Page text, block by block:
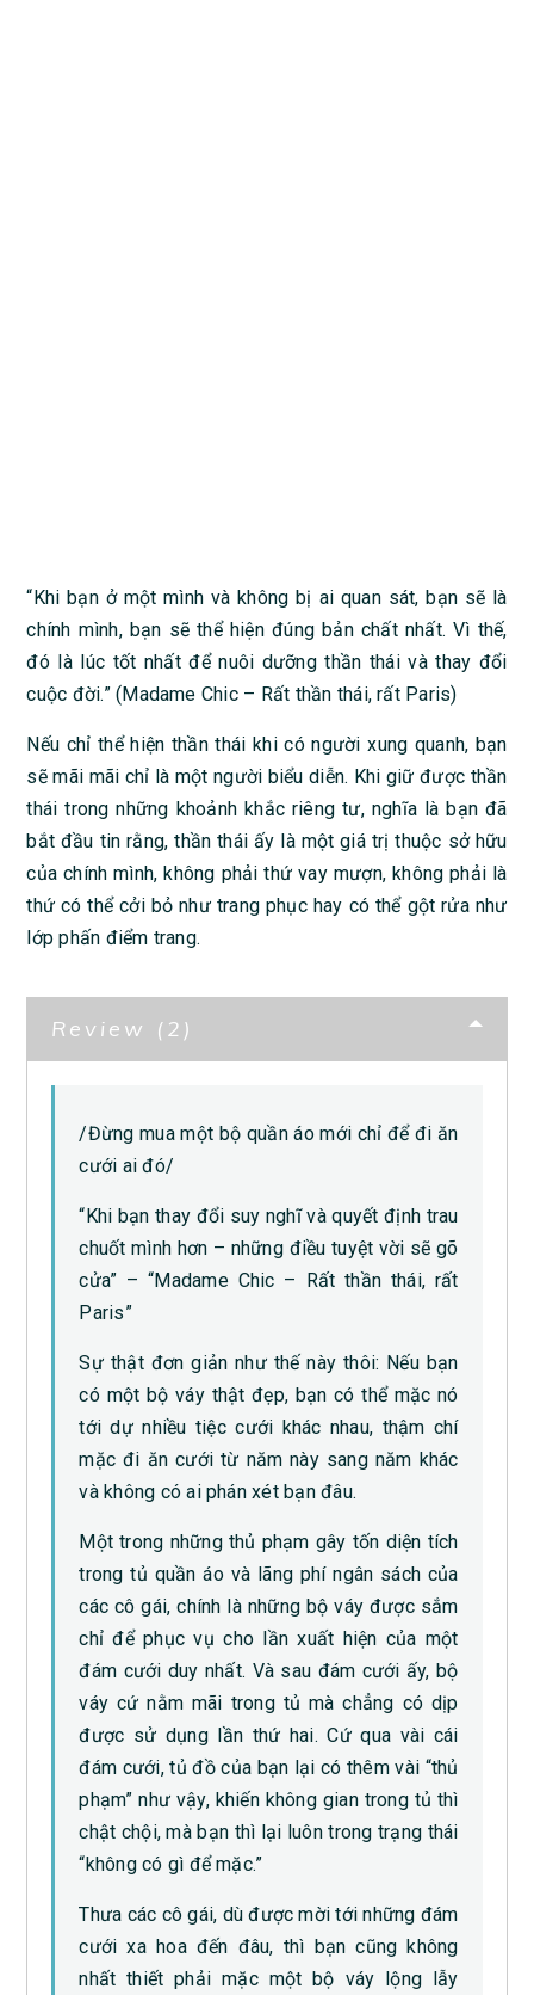
“Khi bạn ở một mình và không bị ai quan sát, bạn sẽ là
chính mình, bạn sẽ thể hiện đúng bản chất nhất. Vì thế,
đó là lúc tốt nhất để nuôi dưỡng thần thái và thay đổi
cuộc đời.” (Madame Chic – Rất thần thái, rất Paris)
Nếu chỉ thể hiện thần thái khi có người xung quanh, bạn
sẽ mãi mãi chỉ là một người biểu diễn. Khi giữ được thần
thái trong những khoảnh khắc riêng tư, nghĩa là bạn đã
bắt đầu tin rằng, thần thái ấy là một giá trị thuộc sở hữu
của chính mình, không phải thứ vay mượn, không phải là
thứ có thể cởi bỏ như trang phục hay có thể gột rửa như
lớp phấn điểm trang.
Review (2)
/Đừng mua một bộ quần áo mới chỉ để đi ăn
cưới ai đó/
“Khi bạn thay đổi suy nghĩ và quyết định trau
chuốt mình hơn – những điều tuyệt vời sẽ gõ
cửa” – “Madame Chic – Rất thần thái, rất
Paris”
Sự thật đơn giản như thế này thôi: Nếu bạn
có một bộ váy thật đẹp, bạn có thể mặc nó
tới dự nhiều tiệc cưới khác nhau, thậm chí
mặc đi ăn cưới từ năm này sang năm khác
và không có ai phán xét bạn đâu.
Một trong những thủ phạm gây tốn diện tích
trong tủ quần áo và lãng phí ngân sách của
các cô gái, chính là những bộ váy được sắm
chỉ để phục vụ cho lần xuất hiện của một
đám cưới duy nhất. Và sau đám cưới ấy, bộ
váy cứ nằm mãi trong tủ mà chẳng có dịp
được sử dụng lần thứ hai. Cứ qua vài cái
đám cưới, tủ đồ của bạn lại có thêm vài “thủ
phạm” như vậy, khiến không gian trong tủ thì
chật chội, mà bạn thì lại luôn trong trạng thái
“không có gì để mặc.”
Thưa các cô gái, dù được mời tới những đám
cưới xa hoa đến đâu, thì bạn cũng không
nhất thiết phải mặc một bộ váy lộng lẫy